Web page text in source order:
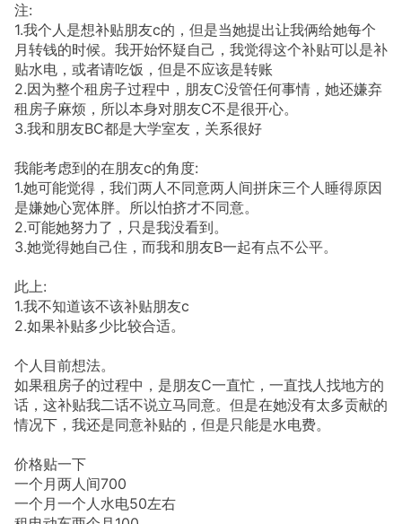
注:
1.我个人是想补贴朋友c的，但是当她提出让我俩给她每个
月转钱的时候。我开始怀疑自己，我觉得这个补贴可以是补
贴水电，或者请吃饭，但是不应该是转账
2.因为整个租房子过程中，朋友C没管任何事情，她还嫌弃
租房子麻烦，所以本身对朋友C不是很开心。
3.我和朋友BC都是大学室友，关系很好
我能考虑到的在朋友c的角度:
1.她可能觉得，我们两人不同意两人间拼床三个人睡得原因
是嫌她心宽体胖。所以怕挤才不同意。
2.可能她努力了，只是我没看到。
3.她觉得她自己住，而我和朋友B一起有点不公平。
此上:
1.我不知道该不该补贴朋友c
2.如果补贴多少比较合适。
个人目前想法。
如果租房子的过程中，是朋友C一直忙，一直找人找地方的
话，这补贴我二话不说立马同意。但是在她没有太多贡献的
情况下，我还是同意补贴的，但是只能是水电费。
价格贴一下
一个月两人间700
一个月一个人水电50左右